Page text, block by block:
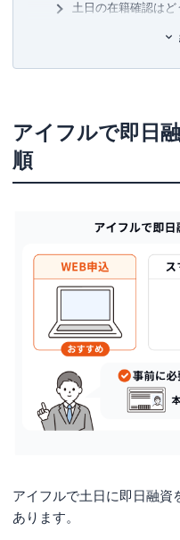
土日の在籍確認はど
土日にアイフルの
土日にアイフルの
アイフルで即日
順
アイフルで土日に即日融資
あります。